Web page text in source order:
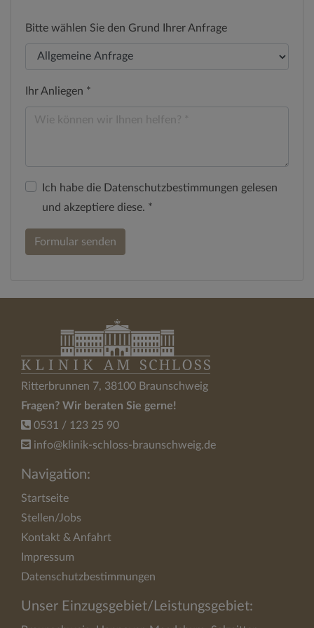
Bitte wählen Sie den Grund Ihrer Anfrage
Ihr Anliegen *
Ich habe die Datenschutzbestimmungen gelesen
und akzeptiere diese. *
Formular senden
Ritterbrunnen 7, 38100 Braunschweig
Fragen? Wir beraten Sie gerne!
0531 / 123 25 90
info@klinik-schloss-braunschweig.de
Navigation:
Startseite
Stellen/Jobs
Kontakt & Anfahrt
Impressum
Datenschutzbestimmungen
Unser Einzugsgebiet/Leistungsgebiet: